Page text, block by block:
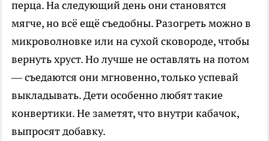
перца. На следующий день они становятся
мягче, но всё ещё съедобны. Разогреть можно в
микроволновке или на сухой сковороде, чтобы
вернуть хруст. Но лучше не оставлять на потом
— съедаются они мгновенно, только успевай
выкладывать. Дети особенно любят такие
конвертики. Не заметят, что внутри кабачок,
выпросят добавку.